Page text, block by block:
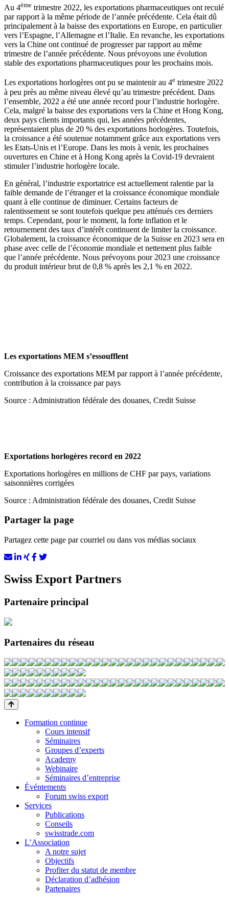
Au 4ème trimestre 2022, les exportations pharmaceutiques ont reculé
par rapport à la même période de l’année précédente. Cela était dû
principalement à la baisse des exportations en Europe, en particulier
vers l’Espagne, l’Allemagne et l’Italie. En revanche, les exportations
vers la Chine ont continué de progresser par rapport au même
trimestre de l’année précédente. Nous prévoyons une évolution
stable des exportations pharmaceutiques pour les prochains mois.
Les exportations horlogères ont pu se maintenir au 4e trimestre 2022
à peu près au même niveau élevé qu’au trimestre précédent. Dans
l’ensemble, 2022 a été une année record pour l’industrie horlogère.
Cela, malgré la baisse des exportations vers la Chine et Hong Kong,
deux pays clients importants qui, les années précédentes,
représentaient plus de 20 % des exportations horlogères. Toutefois,
la croissance a été soutenue notamment grâce aux exportations vers
les Etats-Unis et l’Europe. Dans les mois à venir, les prochaines
ouvertures en Chine et à Hong Kong après la Covid-19 devraient
stimuler l’industrie horlogère locale.
En général, l’industrie exportatrice est actuellement ralentie par la
faible demande de l’étranger et la croissance économique mondiale
quant à elle continue de diminuer. Certains facteurs de
ralentissement se sont toutefois quelque peu atténués ces derniers
temps. Cependant, pour le moment, la forte inflation et le
retournement des taux d’intérêt continuent de limiter la croissance.
Globalement, la croissance économique de la Suisse en 2023 sera en
phase avec celle de l’économie mondiale et nettement plus faible
que l’année précédente. Nous prévoyons pour 2023 une croissance
du produit intérieur brut de 0,8 % après les 2,1 % en 2022.
Les exportations MEM s’essoufflent
Croissance des exportations MEM par rapport à l’année précédente,
contribution à la croissance par pays
Source : Administration fédérale des douanes, Credit Suisse
Exportations horlogères record en 2022
Exportations horlogères en millions de CHF par pays, variations
saisonnières corrigées
Source : Administration fédérale des douanes, Credit Suisse
Partager la page
Partagez cette page par courriel ou dans vos médias sociaux
Swiss Export Partners
Partenaire principal
Partenaires du réseau
Formation continue
Cours intensif
Séminaires
Groupes d’experts
Academy
Webinaire
Séminaires d’entreprise
Événtements
Forum swiss export
Services
Publications
Conseils
swisstrade.com
L’Association
A notre sujet
Objectifs
Profiter du statut de membre
Déclaration d’adhésion
Partenaires